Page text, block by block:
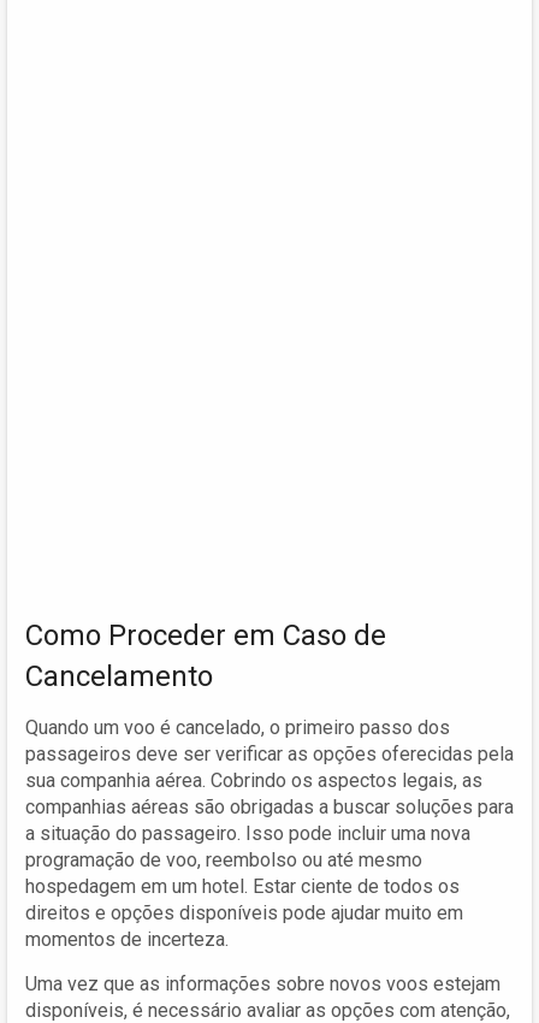
Como Proceder em Caso de
Cancelamento
Quando um voo é cancelado, o primeiro passo dos
passageiros deve ser verificar as opções oferecidas pela
sua companhia aérea. Cobrindo os aspectos legais, as
companhias aéreas são obrigadas a buscar soluções para
a situação do passageiro. Isso pode incluir uma nova
programação de voo, reembolso ou até mesmo
hospedagem em um hotel. Estar ciente de todos os
direitos e opções disponíveis pode ajudar muito em
momentos de incerteza.
Uma vez que as informações sobre novos voos estejam
disponíveis, é necessário avaliar as opções com atenção,